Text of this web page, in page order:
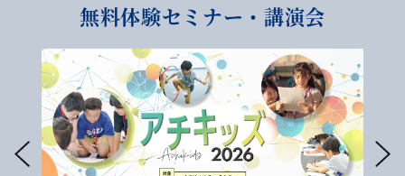
無料体験セミナー・講演会